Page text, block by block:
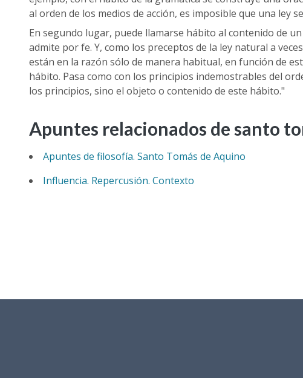
al orden de los medios de acción, es imposible que una ley
En segundo lugar, puede llamarse hábito al contenido de
admite por fe. Y, como los preceptos de la ley natural a
están en la razón sólo de manera habitual, en función de
hábito. Pasa como con los principios indemostrables del
los principios, sino el objeto o contenido de este hábito."
Apuntes relacionados de santo
Apuntes de filosofía. Santo Tomás de Aquino
Influencia. Repercusión. Contexto